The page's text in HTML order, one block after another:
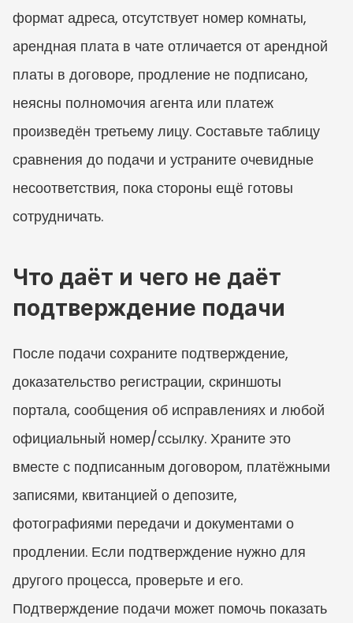
формат адреса, отсутствует номер комнаты,
арендная плата в чате отличается от арендной
платы в договоре, продление не подписано,
неясны полномочия агента или платеж
произведён третьему лицу. Составьте таблицу
сравнения до подачи и устраните очевидные
несоответствия, пока стороны ещё готовы
сотрудничать.
Что даёт и чего не даёт
подтверждение подачи
После подачи сохраните подтверждение,
доказательство регистрации, скриншоты
портала, сообщения об исправлениях и любой
официальный номер/ссылку. Храните это
вместе с подписанным договором, платёжными
записями, квитанцией о депозите,
фотографиями передачи и документами о
продлении. Если подтверждение нужно для
другого процесса, проверьте и его.
Подтверждение подачи может помочь показать